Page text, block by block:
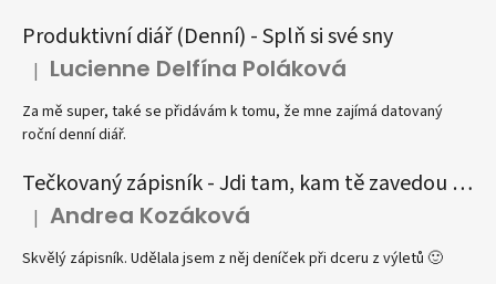
Produktivní diář (Denní) - Splň si své sny
Hodnocení produktu je 5 z 5 hvězdiček.
| Lucienne Delfína Poláková
Za mě super, také se přidávám k tomu, že mne zajímá datovaný
roční denní diář.
Tečkovaný zápisník - Jdi tam, kam tě zavedou tvé sny
Hodnocení produktu je 5 z 5 hvězdiček.
| Andrea Kozáková
Skvělý zápisník. Udělala jsem z něj deníček při dceru z výletů 🙂